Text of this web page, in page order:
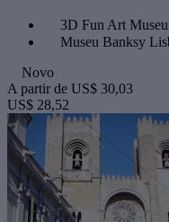
3D Fun Art
Museu Banksy
Novo
A partir de US$ 30,03
US$ 28,52